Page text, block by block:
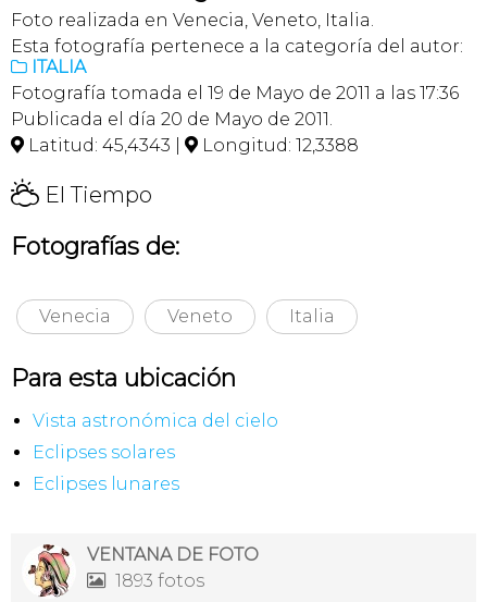
Foto realizada en Venecia, Veneto, Italia.
Esta fotografía pertenece a la categoría del autor:
 ITALIA
Fotografía tomada el 19 de Mayo de 2011 a las 17:36
Publicada el día 20 de Mayo de 2011.
 Latitud: 45,4343 |  Longitud: 12,3388
H El Tiempo
Fotografías de:
Venecia Veneto Italia
Para esta ubicación
Vista astronómica del cielo
Eclipses solares
Eclipses lunares
VENTANA DE FOTO
 1893 fotos